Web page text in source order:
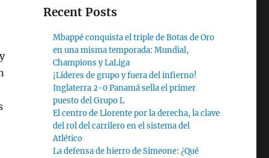
Recent Posts
Mbappé conquista el triple de Botas de Oro
en una misma temporada: Mundial,
Champions y LaLiga
¡Líderes de grupo y fuera del infierno!
Inglaterra 2-0 Panamá sella el primer
puesto del Grupo L
El centro de Llorente por la derecha, la clave
del rol del carrilero en el sistema del
Atlético
La defensa de hierro de Simeone: ¿Qué